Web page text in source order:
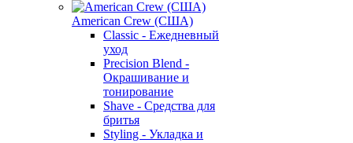
American Crew (США)
Classic - Ежедневный
уход
Precision Blend -
Окрашивание и
тонирование
Shave - Средства для
бритья
Styling - Укладка и